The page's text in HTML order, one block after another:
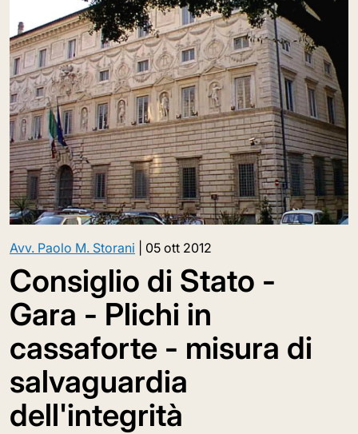
Avv. Paolo M. Storani 05 ott 2012
Consiglio di Stato -
Gara - Plichi in
cassaforte - misura di
salvaguardia
dell'integrità